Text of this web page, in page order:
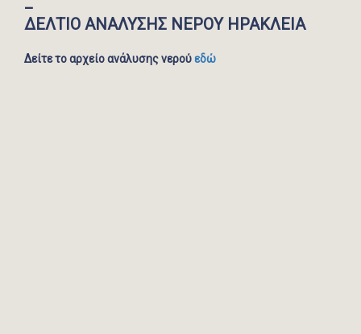
ΔΕΛΤΙΟ ΑΝΑΛΥΣΗΣ ΝΕΡΟΥ ΗΡΑΚΛΕΙΑ
Δείτε το αρχείο ανάλυσης νερούεδώ